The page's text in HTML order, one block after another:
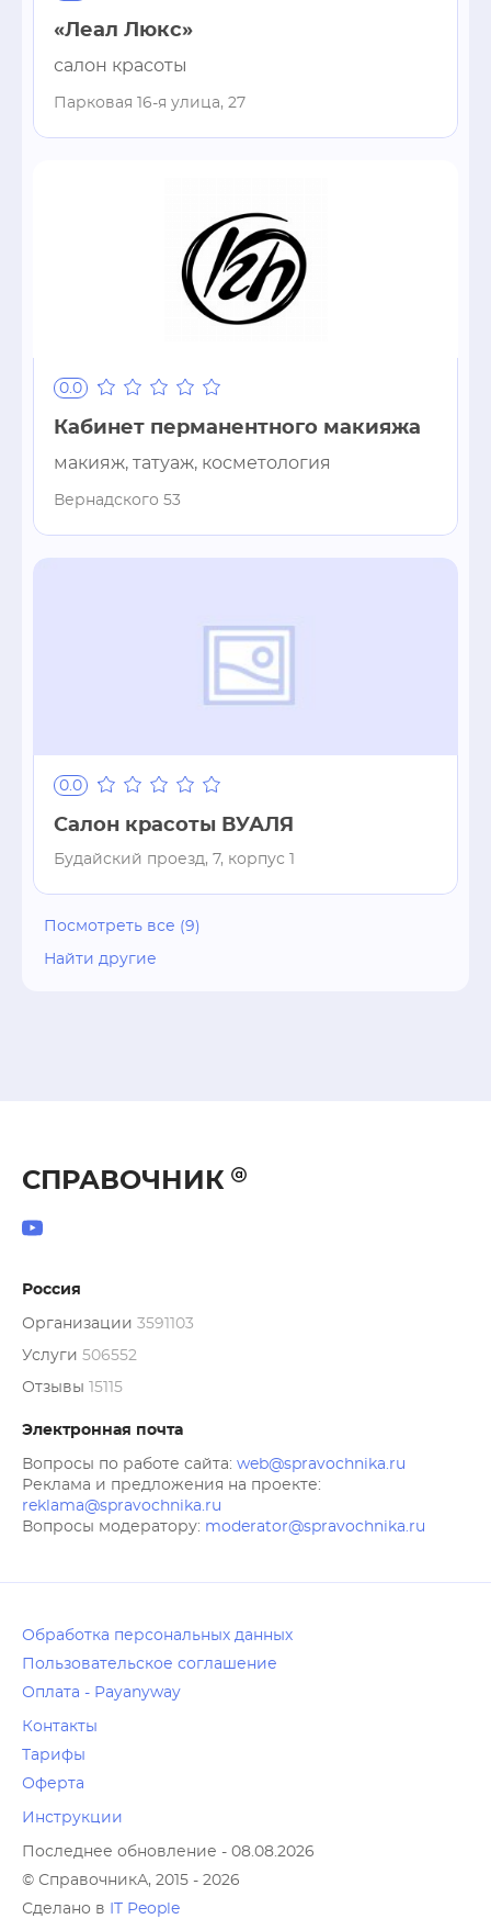
«Леал Люкс»
салон красоты
Парковая 16-я улица, 27
0.0
Кабинет перманентного макияжа
макияж, татуаж, косметология
Вернадского 53
0.0
Салон красоты ВУАЛЯ
Будайский проезд, 7, корпус 1
Посмотреть все (9)
Найти другие
СПРАВОЧНИК
Россия
Организации 3591103
Услуги 506552
Отзывы 15115
Электронная почта
Вопросы по работе сайта: web@spravochnika.ru
Реклама и предложения на проекте:
reklama@spravochnika.ru
Вопросы модератору: moderator@spravochnika.ru
Обработка персональных данных
Пользовательское соглашение
Оплата - Payanyway
Контакты
Тарифы
Оферта
Инструкции
Последнее обновление - 08.08.2026
© СправочникА, 2015 - 2026
Сделано в
IT People